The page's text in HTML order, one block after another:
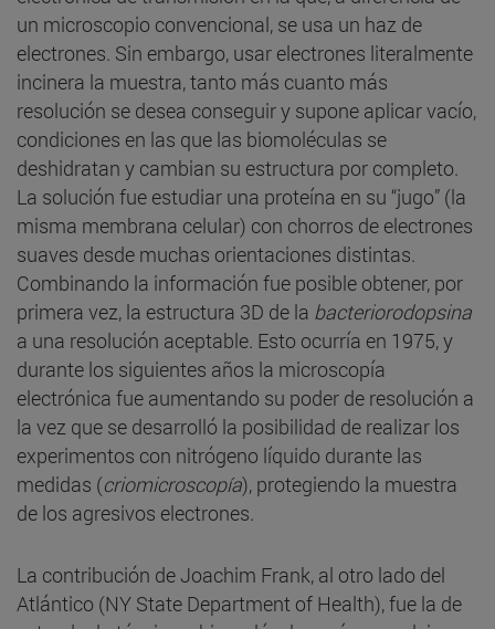
un microscopio convencional, se usa un haz de
electrones. Sin embargo, usar electrones literalmente
incinera la muestra, tanto más cuanto más
resolución se desea conseguir y supone aplicar vacío,
condiciones en las que las biomoléculas se
deshidratan y cambian su estructura por completo.
La solución fue estudiar una proteína en su “jugo” (la
misma membrana celular) con chorros de electrones
suaves desde muchas orientaciones distintas.
Combinando la información fue posible obtener, por
primera vez, la estructura 3D de la bacteriorodopsina
a una resolución aceptable. Esto ocurría en 1975, y
durante los siguientes años la microscopía
electrónica fue aumentando su poder de resolución a
la vez que se desarrolló la posibilidad de realizar los
experimentos con nitrógeno líquido durante las
medidas (criomicroscopía), protegiendo la muestra
de los agresivos electrones.
La contribución de Joachim Frank, al otro lado del
Atlántico (NY State Department of Health), fue la de